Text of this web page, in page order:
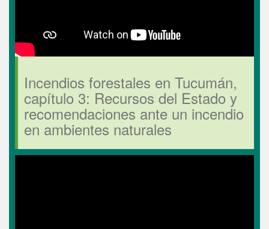
Incendios forestales en Tucumán,
capítulo 3: Recursos del Estado y
recomendaciones ante un incendio
en ambientes naturales